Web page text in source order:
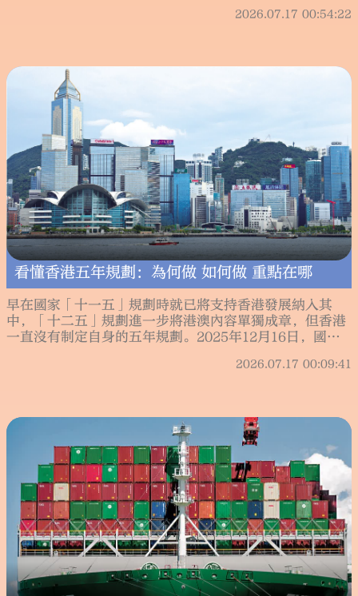
2026.07.17 00:54:22
看懂香港五年規劃：為何做 如何做 重點在哪
早在國家「十一五」規劃時就已將支持香港發展納入其
中，「十二五」規劃進一步將港澳內容單獨成章，但香港
一直沒有制定自身的五年規劃。2025年12月16日，國家
政府要主動對接國家「十五五」規劃。2026年2月，李家
香港編制五年規劃的歷史性新起點。
2026.07.17 00:09:41